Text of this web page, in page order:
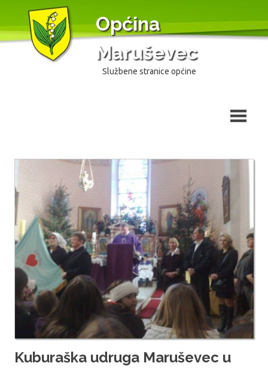
content
Općina
Maruševec
Službene stranice općine
Kuburaška udruga Maruševec u